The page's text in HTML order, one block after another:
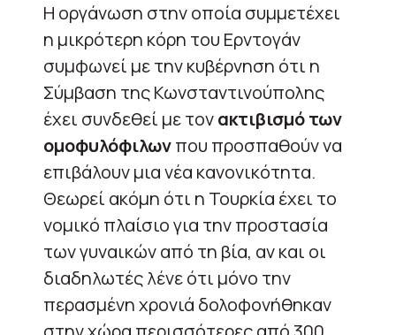
Η οργάνωση στην οποία συμμετέχει
η μικρότερη κόρη του Ερντογάν
συμφωνεί με την κυβέρνηση ότι η
Σύμβαση της Κωνσταντινούπολης
έχει συνδεθεί με τονακτιβισμό των
ομοφυλόφιλωνπου προσπαθούν να
επιβάλουν μια νέα κανονικότητα.
Θεωρεί ακόμη ότι η Τουρκία έχει το
νομικό πλαίσιο για την προστασία
των γυναικών από τη βία, αν και οι
διαδηλωτές λένε ότι μόνο την
περασμένη χρονιά δολοφονήθηκαν